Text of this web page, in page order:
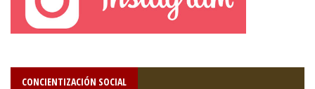
CONCIENTIZACIÓN SOCIAL